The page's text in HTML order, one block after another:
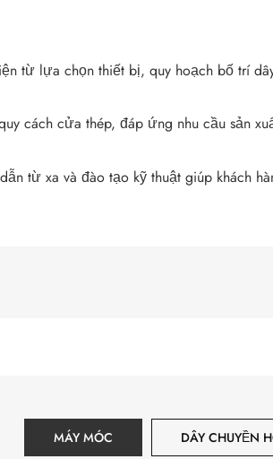
từ lựa chọn thiết bị, quy hoạch bố trí
cách cửa thép, đáp ứng nhu cầu sản
từ xa và đào tạo kỹ thuật giúp khách
MÁY MÓC DÂY CHUYỀN